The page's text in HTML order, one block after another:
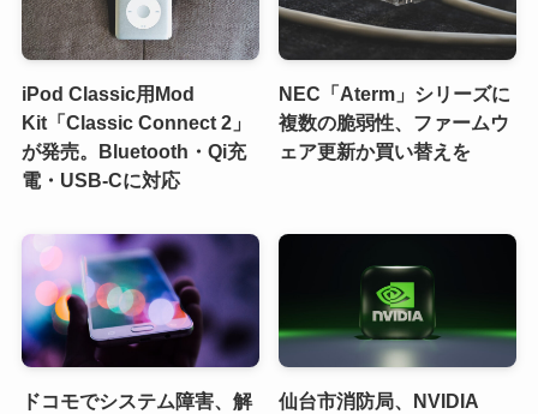
iPod Classic用Mod
Kit「Classic Connect 2」
が発売。Bluetooth・Qi充
電・USB-Cに対応
NEC「Aterm」シリーズに
複数の脆弱性、ファームウ
ェア更新か買い替えを
ドコモでシステム障害、解
仙台市消防局、NVIDIA